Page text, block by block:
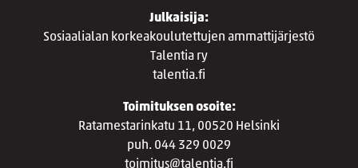
Julkaisija:
Sosiaalialan korkeakoulutettujen ammattijärjestö
Talentia ry
talentia.fi
Toimituksen osoite:
Ratamestarinkatu 11, 00520 Helsinki
puh. 044 329 0029
toimitus@talentia.fi